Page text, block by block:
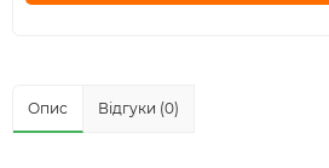
Опис Відгуки (0)